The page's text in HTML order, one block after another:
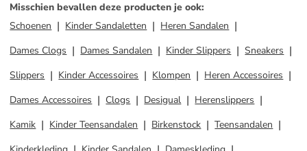
Misschien bevallen deze producten je ook:
Schoenen
Kinder Sandaletten
Heren Sandalen
Dames Clogs
Dames Sandalen Kinder Slippers
Sneakers
Slippers
Kinder Accessoires Klompen
Heren Accessoires
Dames Accessoires
Clogs Desigual
Herenslippers
Kamik
Kinder Teensandalen Birkenstock
Teensandalen